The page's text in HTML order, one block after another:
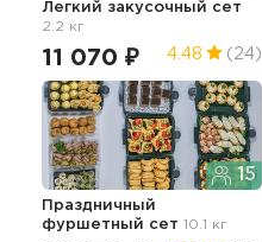
Легкий закусочный сет
2.2 кг
11 070 ₽ 4.48 (24)
15
Праздничный
фуршетный сет 10.1 кг